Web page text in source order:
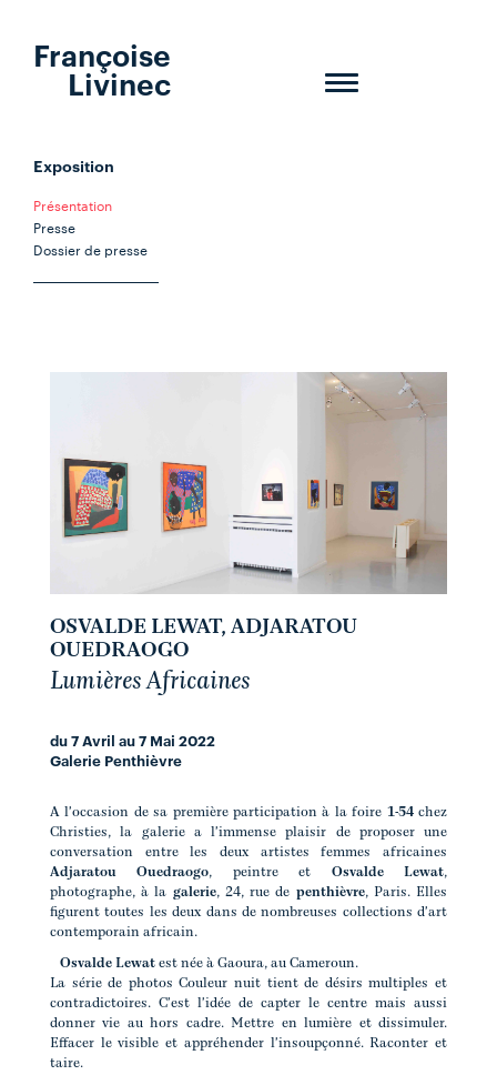
Toggle
Françoise
Livinec
Exposition
Présentation
Presse
Dossier de presse
OSVALDE LEWAT, ADJARATOU
OUEDRAOGO
Lumières Africaines
du 7 Avril au 7 Mai 2022
Galerie Penthièvre
A l'occasion de sa première participation à la foire 1-54chez
Christies, la galerie a l'immense plaisir de proposer une
conversation entre les deux artistes femmes africaines
Adjaratou Ouedraogo, peintre et Osvalde Lewat,
photographe, à la galerie, 24, rue de penthièvre, Paris. Elles
figurent toutes les deux dans de nombreuses collections d'art
contemporain africain.
Osvalde Lewat est née à Gaoura, au Cameroun.
La série de photos Couleur nuit tient de désirs multiples et
contradictoires. C'est l'idée de capter le centre mais aussi
donner vie au hors cadre. Mettre en lumière et dissimuler.
Effacer le visible et appréhender l'insoupçonné. Raconter et
taire.